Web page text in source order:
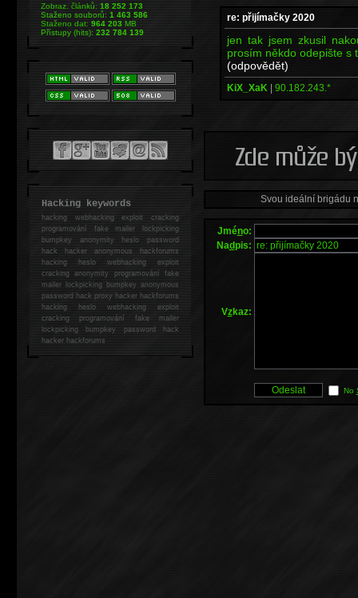
re: přijímačky 2020
jen tak jsem zkusil
prosím někdo odepište s
(odpovědět)
KiX_XaK | 90.182.243.*
Svou ideální brigádu
Jméno:
Nadpis:
Vzkaz:
No
Zobraz. článků:18 252 173
Staženo souborů:1 463 586
Staženo dat:964 203MB
Přístupy (hits):232 784 139
Hacking keywords
hackingwebhacking exploit cracking
programování fake mailer lockpicking
bumpkey anonymity heslo password
hackhacker anonymous hackforums
hackingheslo webhacking exploit
cracking anonymity programování fake
mailer lockpicking bumpkey anonymous
password hack proxy hacker hackforums
hacking heslo webhacking exploit
cracking programování fake mailer
lockpicking bumpkey password hack
hackerhackforums